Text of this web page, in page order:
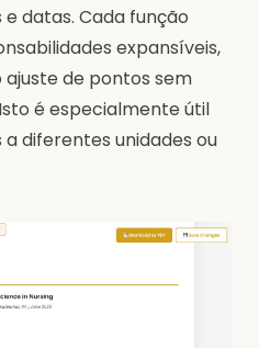
datas. Cada função
expansíveis,
de pontos sem
é especialmente útil
diferentes unidades ou